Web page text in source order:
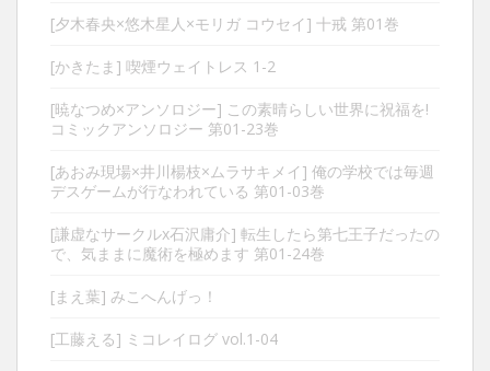
[夕木春央×悠木星人×モリガ コウセイ] 十戒 第01巻
[かきたま] 喫煙ウェイトレス 1-2
[暁なつめ×アンソロジー] この素晴らしい世界に祝福を!
コミックアンソロジー 第01-23巻
[あおみ現場×井川楊枝×ムラサキメイ] 俺の学校では毎週
デスゲームが行なわれている 第01-03巻
[謙虚なサークルx石沢庸介] 転生したら第七王子だったの
で、気ままに魔術を極めます 第01-24巻
[まえ葉] みこへんげっ！
[工藤える] ミコレイログ vol.1-04